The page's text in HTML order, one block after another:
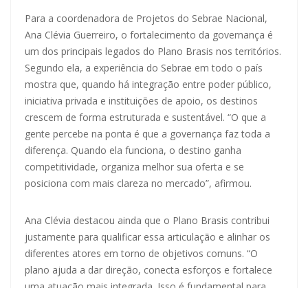
Para a coordenadora de Projetos do Sebrae Nacional,
Ana Clévia Guerreiro, o fortalecimento da governança é
um dos principais legados do Plano Brasis nos territórios.
Segundo ela, a experiência do Sebrae em todo o país
mostra que, quando há integração entre poder público,
iniciativa privada e instituições de apoio, os destinos
crescem de forma estruturada e sustentável. “O que a
gente percebe na ponta é que a governança faz toda a
diferença. Quando ela funciona, o destino ganha
competitividade, organiza melhor sua oferta e se
posiciona com mais clareza no mercado”, afirmou.
Ana Clévia destacou ainda que o Plano Brasis contribui
justamente para qualificar essa articulação e alinhar os
diferentes atores em torno de objetivos comuns. “O
plano ajuda a dar direção, conecta esforços e fortalece